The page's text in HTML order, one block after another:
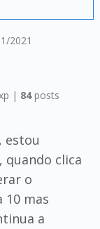
2021
| 84posts
estou
quando clica
o
mas
a